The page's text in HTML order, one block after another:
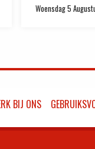
Woensdag 5
BIJ ONS